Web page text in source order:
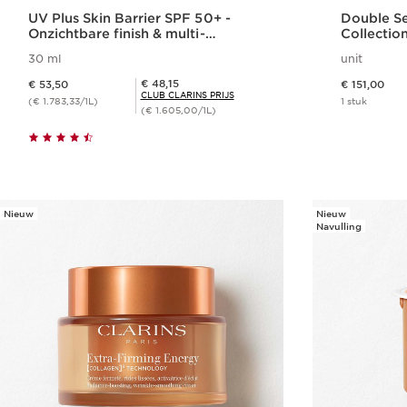
UV Plus Skin Barrier SPF 50+ -
Onzichtbare finish & multi-
30 ml
€ 53,50
(€ 1.783,33/1L)
Club Clarins Prijs € 48,15
€ 48,15
CLUB CLARINS PRIJS
(€ 1.605,00/1L)
Double
rimpels
unit
€ 151,00
1 stuk
Nieuw
Nieuw
Navulling